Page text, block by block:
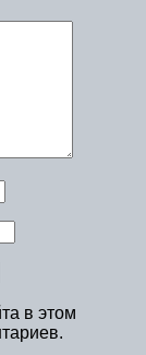
в этом